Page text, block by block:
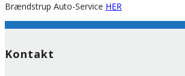
Brændstrup Auto-Service HER
Kontakt